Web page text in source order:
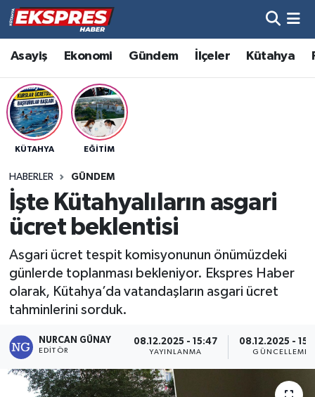
Asayiş Ekonomi Gündem İlçeler Kütahya
KÜTAHYA EĞITIM
HABERLER GÜNDEM
İşte Kütahyalıların asgari
ücret beklentisi
Asgari ücret tespit komisyonunun önümüzdeki
günlerde toplanması bekleniyor. Ekspres Haber
olarak, Kütahya’da vatandaşların asgari ücret
tahminlerini sorduk.
NURCAN GÜNAY
EDITÖR
08.12.2025 - 15:47
YAYINLANMA
08.12.2025 -
GÜNCELLEME
Altıntaş
Asayiş
Aslanapa
Bölge
Çavdarhisar
Domaniç
Dumlupınar
Dünya
Eğitim
Hava Durumu
Trafik Durumu
Süper Lig Puan Durumu ve Fikstür
Son Dakika Haberleri
Haber Arşivi